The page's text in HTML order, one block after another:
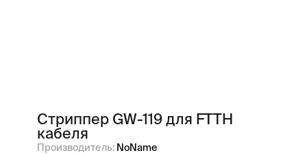
Стриппер GW-119 для FTTH
кабеля
Производитель: NoName